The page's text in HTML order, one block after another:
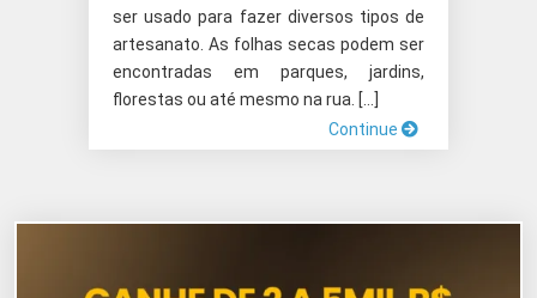
ser usado para fazer diversos tipos de
artesanato. As folhas secas podem ser
encontradas em parques, jardins,
florestas ou até mesmo na rua. […]
Continue